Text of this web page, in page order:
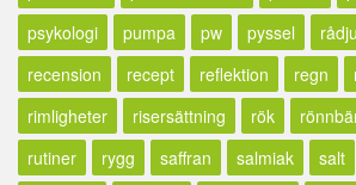
psykologi
pumpa pw pyssel
recension
recept reflektion regn
rimligheter
risersättning rök
rutiner
rygg saffran salmiak salt